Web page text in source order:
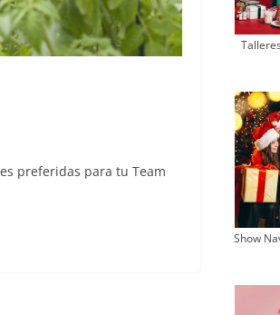
preferidas para tu Team
Show